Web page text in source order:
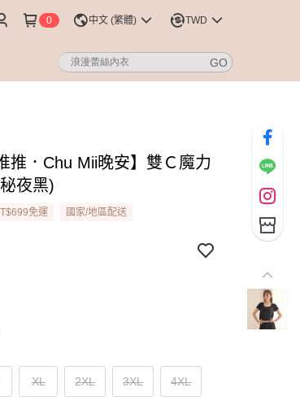
0 中文 (繁體) TWD
推．Chu Mii晚安】雙Ｃ魔力
夜黑)
免運 國家/地區配送
XL 2XL 3XL 4XL